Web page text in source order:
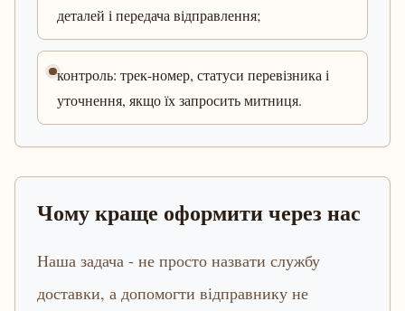
деталей і передача відправлення;
контроль: трек-номер, статуси перевізника і
уточнення, якщо їх запросить митниця.
Чому краще оформити через нас
Наша задача - не просто назвати службу
доставки, а допомогти відправнику не